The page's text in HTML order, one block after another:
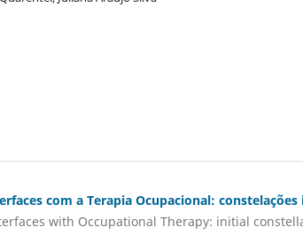
com a Terapia Ocupacional:
with Occupational Therapy: initial